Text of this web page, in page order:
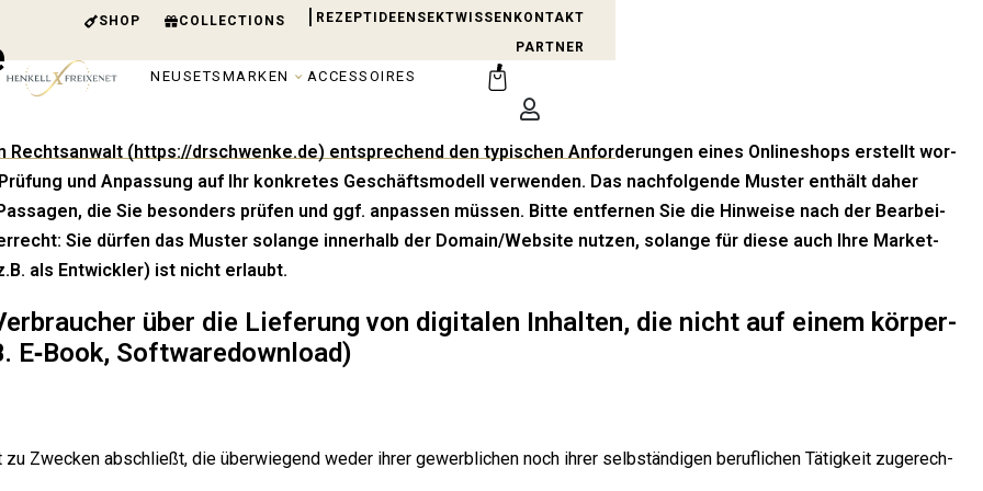
SHOP COLLECTIONS | REZEPT­IDEEN SEKTWISSEN KON­TAKT
PART­NER
NEU SETS MAR­KEN ACCES­SOIRES
Rechts­an­walt (https://drschwenke.de) ent­spre­chend den typi­schen Anfor­de­run­gen eines Online­shops erstellt wor­
und Anpas­sung auf Ihr kon­kre­tes Geschäfts­mo­dell ver­wen­den. Das nach­fol­gen­de Mus­ter ent­hält daher
die Sie beson­ders prü­fen und ggf. anpas­sen müs­sen. Bit­te ent­fer­nen Sie die Hin­wei­se nach der Bear­bei­
Sie dür­fen das Mus­ter solan­ge inner­halb der Domain/Website nut­zen, solan­ge für die­se auch Ihre Mar­ket­
als Ent­wick­ler) ist nicht erlaubt.
über die Lie­fe­rung von digi­ta­len Inhal­ten, die nicht auf einem kör­per­
E‑Book, Softwaredownload)
Zwe­cken abschließt, die über­wie­gend weder ihrer gewerb­li­chen noch ihrer selb­stän­di­gen beruf­li­chen Tätig­keit zuge­rech­